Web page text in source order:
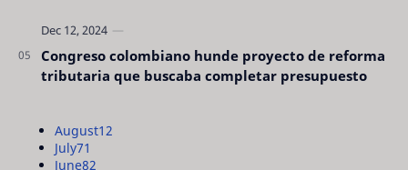
Congreso colombiano hunde proyecto de reforma
tributaria que buscaba completar presupuesto
August12
July71
June82